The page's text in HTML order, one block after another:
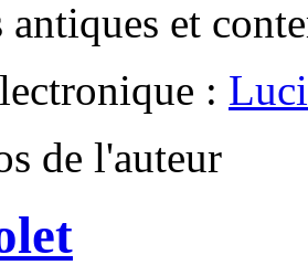
antiques et
:
de l'auteur